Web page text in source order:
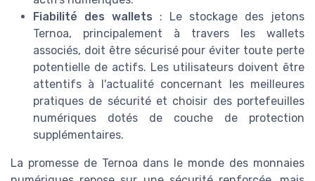
Fiabilité des wallets : Le stockage des jetons
Ternoa, principalement à travers les wallets
associés, doit être sécurisé pour éviter toute perte
potentielle de actifs. Les utilisateurs doivent être
attentifs à l'actualité concernant les meilleures
pratiques de sécurité et choisir des portefeuilles
numériques dotés de couche de protection
supplémentaires.
La promesse de Ternoa dans le monde des monnaies